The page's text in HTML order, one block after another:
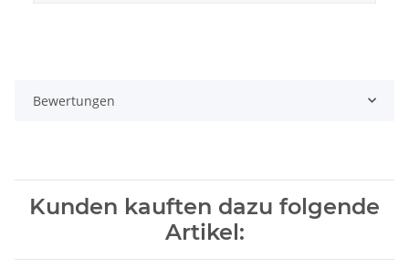
Bewertungen
Kunden kauften dazu folgende
Artikel: